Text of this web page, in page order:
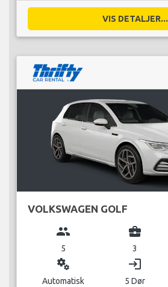
VIS DETALJER...
VOLKSWAGEN GOLF
group
5
business_center
3
miscellaneous_services
Automatisk
login
5 Dør